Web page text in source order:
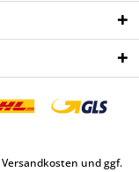
Versandkosten und ggf.